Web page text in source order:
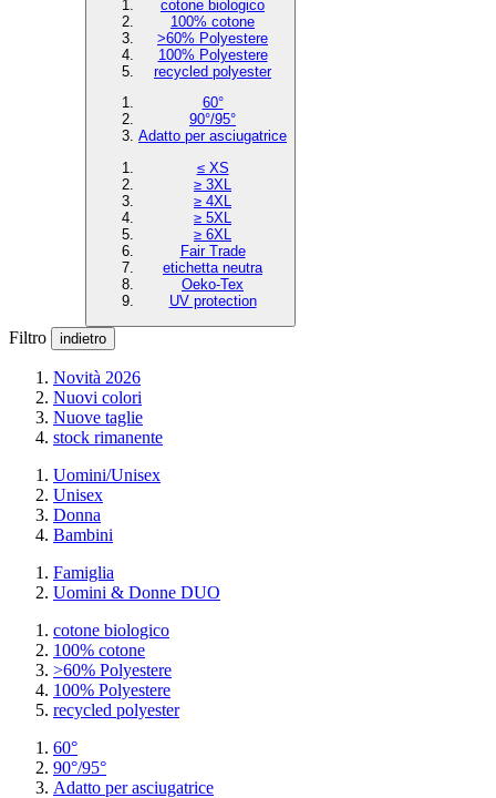
cotone biologico
100% cotone
>60% Polyestere
100% Polyestere
recycled polyester
60°
90°/95°
Adatto per asciugatrice
≤ XS
≥ 3XL
≥ 4XL
≥ 5XL
≥ 6XL
Fair Trade
etichetta neutra
Oeko-Tex
UV protection
Filtro indietro
Novità 2026
Nuovi colori
Nuove taglie
stock rimanente
Uomini/Unisex
Unisex
Donna
Bambini
Famiglia
Uomini & Donne DUO
cotone biologico
100% cotone
>60% Polyestere
100% Polyestere
recycled polyester
60°
90°/95°
Adatto per asciugatrice